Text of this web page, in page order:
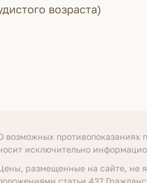
возраста)
возможных противопоказаниях
исключительно
размещенные на сайте, не
статьи 437